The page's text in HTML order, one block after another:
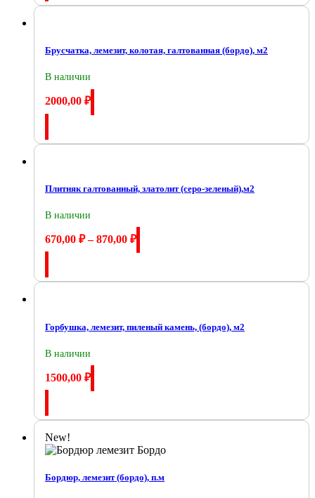
Брусчатка, лемезит, колотая, галтованная (бордо), м2
В наличии
2000,00 ₽
Плитняк галтованный, златолит (серо-зеленый),м2
В наличии
670,00 ₽–870,00 ₽
Горбушка, лемезит, пиленый камень, (бордо), м2
В наличии
1500,00 ₽
New!
Бордюр, лемезит (бордо), п.м